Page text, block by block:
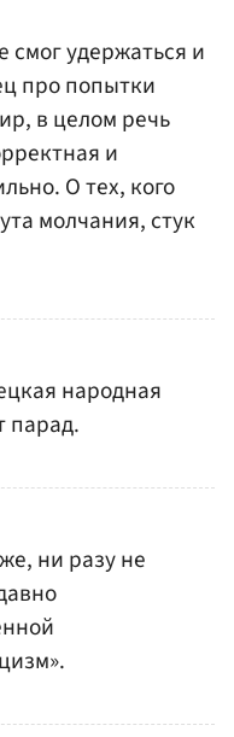
смог удержаться и
про попытки
в целом речь
и
О тех, кого
молчания, стук
народная
парад.
ни разу не